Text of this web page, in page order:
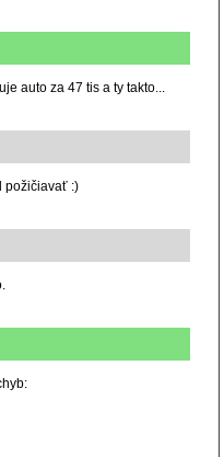
auto za 47 tis a ty takto...
požičiavať :)